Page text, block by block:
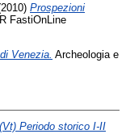
Prospezioni
FastiOnLine
Venezia. Archeologia e
Periodo storico I-II